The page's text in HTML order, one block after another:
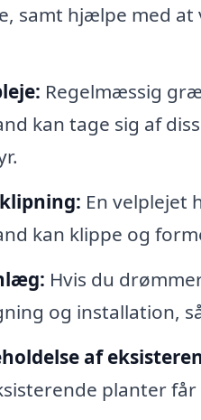
samt hjælpe med
Regelmæssig
kan tage sig af
En velplejet
kan klippe og
Hvis du
og installation,
af
planter